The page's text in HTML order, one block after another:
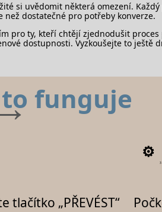
si uvědomit některá omezení.
než dostatečné pro potřeby konverze.
pro ty, kteří chtějí zjednodušit
dostupnosti. Vyzkoušejte to ještě
to funguje
tlačítko „PŘEVÉST“
3